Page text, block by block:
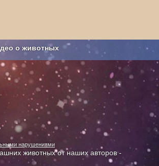
о животных
хозяйство
нарушениями
животных от наших авторов -